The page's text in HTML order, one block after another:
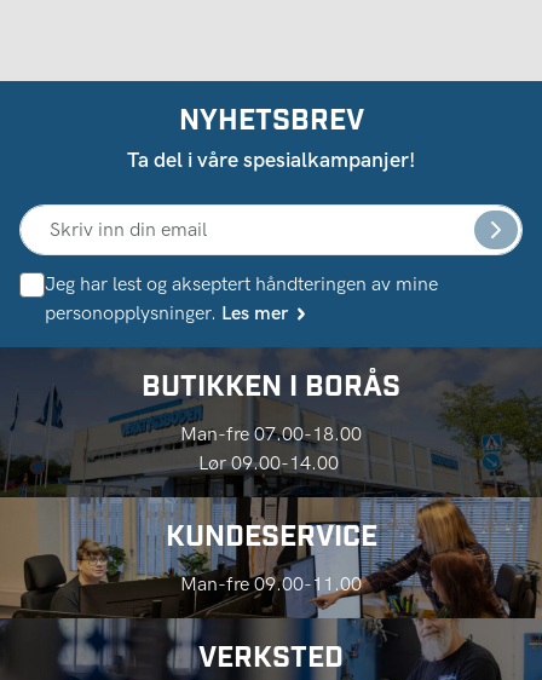
NYHETSBREV
Ta del i våre spesialkampanjer!
Jeg har lest og akseptert håndteringen av mine
personopplysninger. Les mer
BUTIKKEN I BORÅS
Man-fre 07.00-18.00
Lør 09.00-14.00
KUNDESERVICE
Man-fre 09.00-11.00
VERKSTED